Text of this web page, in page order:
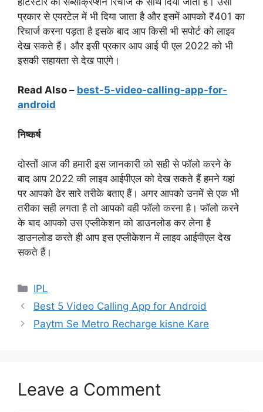
प्रकार से एयरटेल में भी दिया जाता है और इसमें आपको ₹401 का
रिचार्ज करना पड़ता है इसके बाद आप किसी भी सपोर्ट को लाइव
देख सकते हैं। और इसी प्रकार आप आई पी एल 2022 को भी
इसकी सहायता से देख पाएंगे।
Read Also – best-5-video-calling-app-for-
android
निष्कर्ष
दोस्तों आज की हमारी इस जानकारी को सही से फॉलो करने के
बाद आप 2022 की लाइव आईपीएल को देख सकते हैं हमने यहां
पर आपको ढेर सारे तरीके बताए हैं। अगर आपको उनमें से एक भी
तरीका सही लगता है तो आपको वही फॉलो करना है। फॉलो करने
के बाद आपको उस एप्लीकेशन को डाउनलोड कर लेना है
डाउनलोड करते ही आप इस एप्लीकेशन में लाइव आईपीएल देख
सकते हैं।
Categories
IPL
Best 5 Video Calling App for Android
Paytm Se Metro Recharge kisne Kare
Leave a Comment